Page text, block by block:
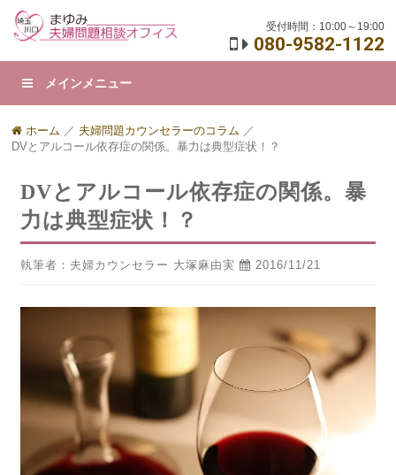
受付時間：10:00～19:00
080-9582-1122
メインメニュー
ホーム ／ 夫婦問題カウンセラーのコラム ／
DVとアルコール依存症の関係。暴力は典型症状！？
DVとアルコール依存症の関係。暴
力は典型症状！？
執筆者：夫婦カウンセラー 大塚麻由実 2016/11/21